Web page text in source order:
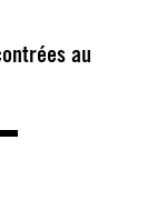
au